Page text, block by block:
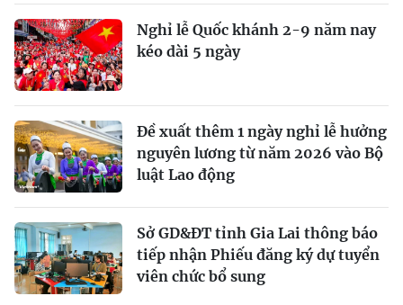
Nghỉ lễ Quốc khánh 2-9 năm nay
kéo dài 5 ngày
Đề xuất thêm 1 ngày nghỉ lễ hưởng
nguyên lương từ năm 2026 vào Bộ
luật Lao động
Sở GD&ĐT tỉnh Gia Lai thông báo
tiếp nhận Phiếu đăng ký dự tuyển
viên chức bổ sung